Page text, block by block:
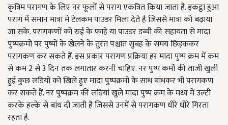
कृत्रिम परागण के लिए नर फूलों से पराग एकत्रित किया जाता है. इकट्ठा हुआ
पराग में समान मात्रा में टेलकम पाउडर मिला देते है जिससे मात्रा को बढ़ाया
जा सके. परागकणों को रुई के फाहे या पाउडर डब्बी की सहायता से मादा
पुष्पक्रमों पर पुष्पों के खेलने के तुरंत पश्चात सुबह के समय छिड़ककर
परागकण कर सकते हैं. इस प्रकार परागण प्रक्रिया हर मादा पुष्प क्रम में कम
से कम 2 से 3 दिन तक लगातार करनी चाहिए. नर पुष्प कर्मों की ताजी खुली
हुई कुछ लड़ियों को खिले हुए मादा पुष्पक्रमों के साथ बांधकर भी परागकण
कर सकते हैं. नर पुष्पक्रम की लड़ियां खुले मादा पुष्प क्रम के मध्य में उल्टी
करके हल्के से बांध दी जाती है जिससे उनमें से परागकण धीरे धीरे गिरता
रहता है.